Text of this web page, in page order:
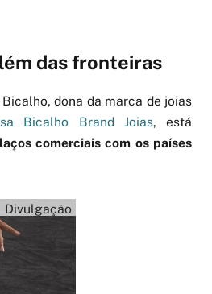
das fronteiras
dona da marca de joias
Bicalho Brand Joias, está
laços comerciais com os países
Divulgação